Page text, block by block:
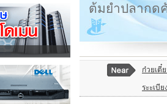
ต้มยำปลากด
ก๋วยเตี๋
ระะเบีย